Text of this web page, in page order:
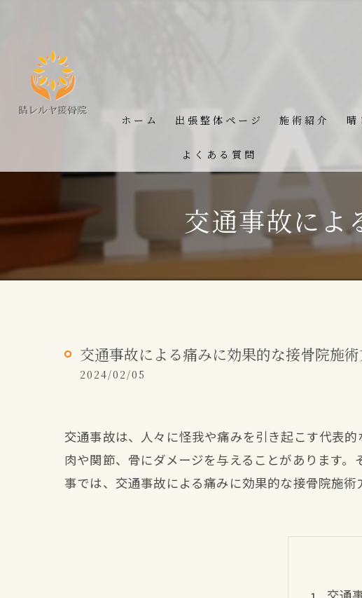
ホーム 出張整体ページ 施術紹介 晴
よくある質問
交通事故によ
交通事故による痛みに効果的な接骨院施
2024/02/05
交通事故は、人々に怪我や痛みを引き起こす代表
肉や関節、骨にダメージを与えることがあります
事では、交通事故による痛みに効果的な接骨院施術